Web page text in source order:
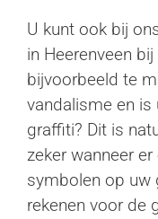
U kunt ook bij
in Heerenveen
bijvoorbeeld te
vandalisme en is
graffiti? Dit is
zeker wanneer
symbolen op uw
rekenen voor de